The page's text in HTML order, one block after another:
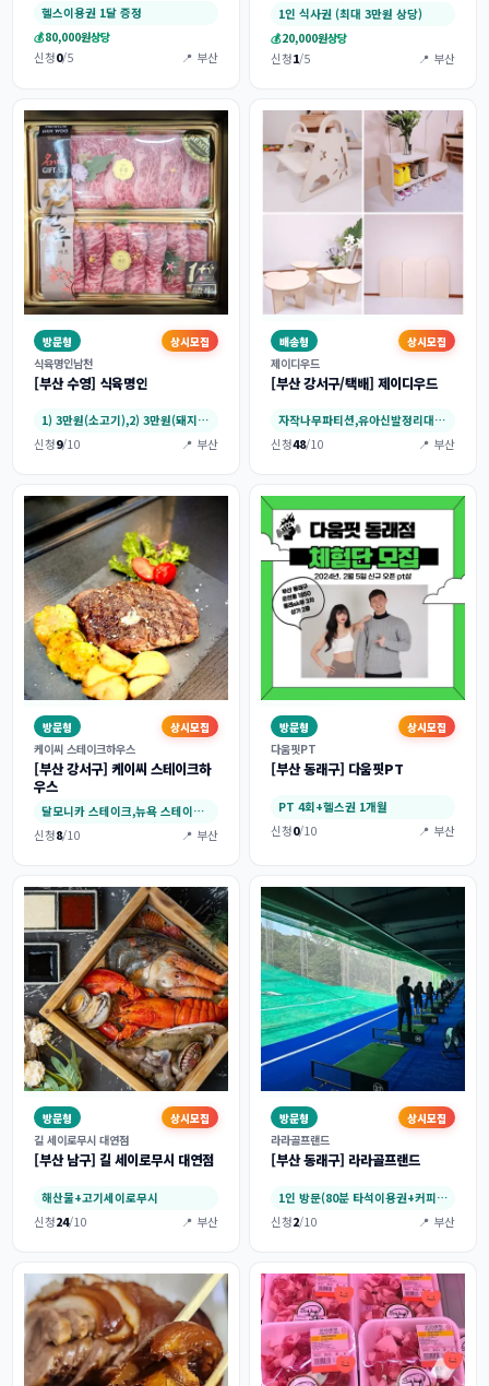
헬스이용권 1달 증정
💰80,000원상당
신청0/5 📍 부산
1인 식사권 (최대 3만원 상당)
💰20,000원상당
신청1/5 📍 부산
방문형
상시모집
식육명인남천
[부산 수영] 식육명인
1) 3만원(소고기),2) 3만원(돼지고기)…
신청9/10 📍 부산
배송형
상시모집
제이디우드
[부산 강서구/택배] 제이디우드
자작나무파티션,유아신발정리대,유아좌식책상,유…
신청48/10 📍 부산
방문형
상시모집
케이씨 스테이크하우스
[부산 강서구] 케이씨 스테이크하
우스
달모니카 스테이크,뉴욕 스테이크,홍해 새우 …
신청8/10 📍 부산
방문형
상시모집
다움핏PT
[부산 동래구] 다움핏PT
PT 4회+헬스권 1개월
신청0/10 📍 부산
방문형
상시모집
길 세이로무시 대연점
[부산 남구] 길 세이로무시 대연점
해산물+고기세이로무시
신청24/10 📍 부산
방문형
상시모집
라라골프랜드
[부산 동래구] 라라골프랜드
1인 방문(80분 타석이용권+커피1잔),2인…
신청2/10 📍 부산